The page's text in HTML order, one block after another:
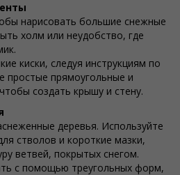
нарисовать большие снежные
холм или неудобство, где
киски, следуя инструкциям по
простые прямоугольные и
создать крышу и стену.
деревья. Используйте
стволов и короткие мазки,
ветвей, покрытых снегом.
с помощью треугольных форм,